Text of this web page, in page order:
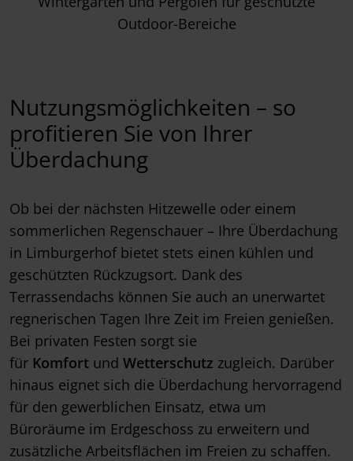
Outdoor-Bereiche
Nutzungsmöglichkeiten – so
profitieren Sie von Ihrer
Überdachung
Ob bei der nächsten Hitzewelle oder einem
sommerlichen Regenschauer – Ihre Überdachung
in Limburgerhof bietet stets einen kühlen und
geschützten Rückzugsort. Dank des
Terrassendachs können Sie auch an unerwartet
regnerischen Tagen Ihre Zeit im Freien genießen.
Bei privaten Festen sorgt sie
für Komfort und Wetterschutz zugleich. Darüber
hinaus eignet sich die Überdachung hervorragend
für den gewerblichen Einsatz, etwa um
Büroräume im Erdgeschoss zu erweitern und
zusätzliche Arbeitsflächen im Freien zu schaffen.